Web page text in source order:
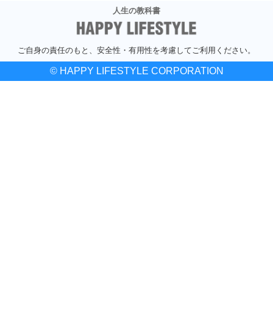
人生の教科書
ご自身の責任のもと、安全性・有用性を考慮してご利用ください。
© HAPPY LIFESTYLE CORPORATION